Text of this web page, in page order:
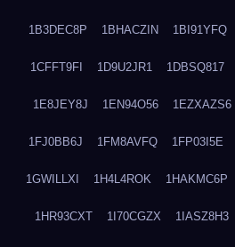
1B3DEC8P 1BHACZIN 1BI91YFQ
1CFFT9FI 1D9U2JR1 1DBSQ817
1E8JEY8J 1EN94O56 1EZXAZS6
1FJ0BB6J 1FM8AVFQ 1FP03I5E
1GWILLXI 1H4L4ROK 1HAKMC6P
1HR93CXT 1I70CGZX 1IASZ8H3